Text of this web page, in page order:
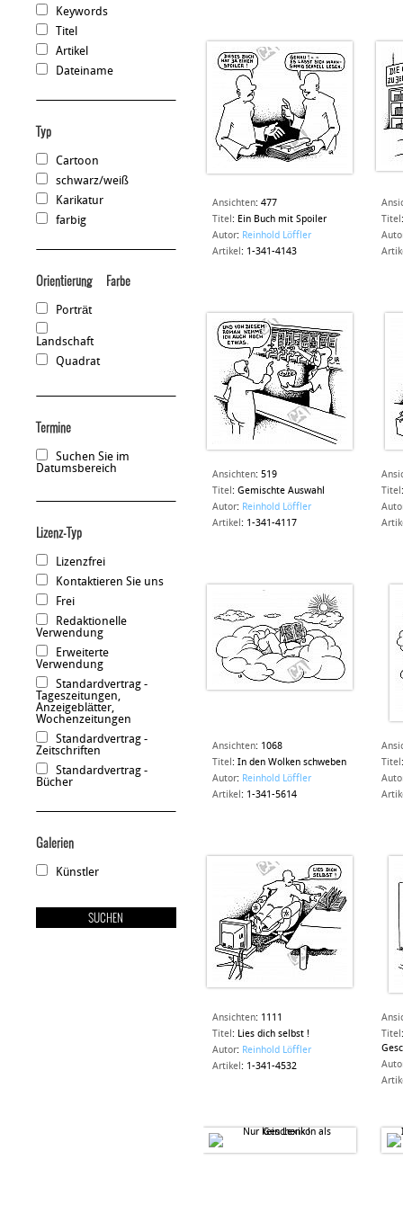
Keywords
Titel
Artikel
Dateiname
Typ
Cartoon
schwarz/weiß
Karikatur
farbig
Orientierung
Porträt
Landschaft
Quadrat
Farbe
Termine
Suchen Sie im
Datumsbereich
Lizenz-Typ
Lizenzfrei
Kontaktieren Sie uns
Frei
Redaktionelle
Verwendung
Erweiterte
Verwendung
Standardvertrag -
Tageszeitungen,
Anzeigeblätter,
Wochenzeitungen
Standardvertrag -
Zeitschriften
Standardvertrag -
Bücher
Galerien
Künstler
Ansichten: 477
Titel : Ein Buch mit Spoiler
Autor: Reinhold Löffler
Artikel : 1-341-4143
Titel
Ansichten: 519
Titel : Gemischte Auswahl
Autor: Reinhold Löffler
Artikel : 1-341-4117
Titel
Ansichten: 1068
Titel : In den Wolken schweben
Autor: Reinhold Löffler
Artikel : 1-341-5614
Titel
Ansichten: 1111
Titel : Lies dich selbst !
Autor: Reinhold Löffler
Artikel : 1-341-4532
Titel